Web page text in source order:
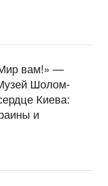
вам!» —
Шолом-
Киева:
и